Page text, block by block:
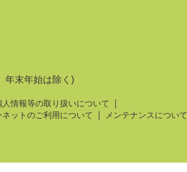
年末年始は除く)
人情報等の取り扱いについて
ネットのご利用について
メンテナンスについて